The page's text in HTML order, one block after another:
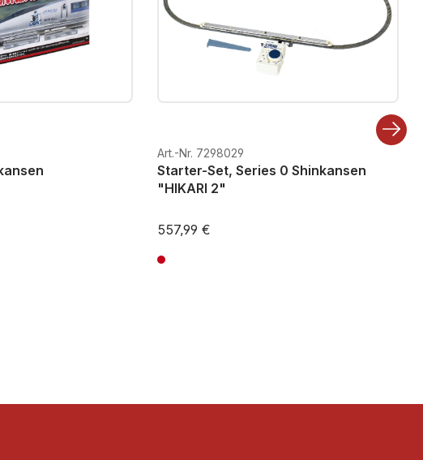
Art.-Nr. 7298029
Starter-Set, Series 0 Shinkansen
"HIKARI 2"
557,99 €